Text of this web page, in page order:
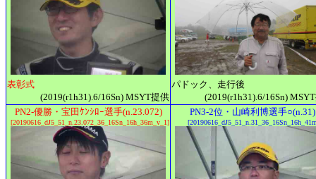
表彰式
(2019(r1h31).6/16Sn) MSYT提供
パドック、走行後
(2019(r1h31).6/16Sn)
PN2-優勝・宝田ｹﾝｼﾛｰ選手(n.23.072)
[20190616_dJ5_51_n.23.072_36_16Sn_16h_36m_v_1]
PN3-2位・山崎利博選手○(n.31)